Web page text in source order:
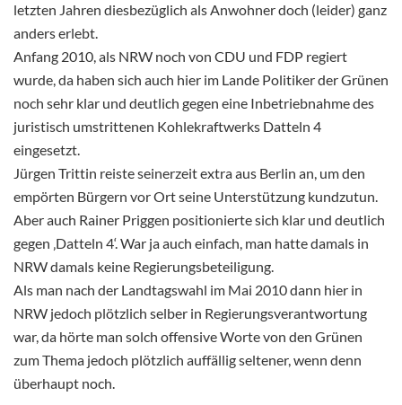
letzten Jahren diesbezüglich als Anwohner doch (leider) ganz
anders erlebt.
Anfang 2010, als NRW noch von CDU und FDP regiert
wurde, da haben sich auch hier im Lande Politiker der Grünen
noch sehr klar und deutlich gegen eine Inbetriebnahme des
juristisch umstrittenen Kohlekraftwerks Datteln 4
eingesetzt.
Jürgen Trittin reiste seinerzeit extra aus Berlin an, um den
empörten Bürgern vor Ort seine Unterstützung kundzutun.
Aber auch Rainer Priggen positionierte sich klar und deutlich
gegen ‚Datteln 4‘. War ja auch einfach, man hatte damals in
NRW damals keine Regierungsbeteiligung.
Als man nach der Landtagswahl im Mai 2010 dann hier in
NRW jedoch plötzlich selber in Regierungsverantwortung
war, da hörte man solch offensive Worte von den Grünen
zum Thema jedoch plötzlich auffällig seltener, wenn denn
überhaupt noch.